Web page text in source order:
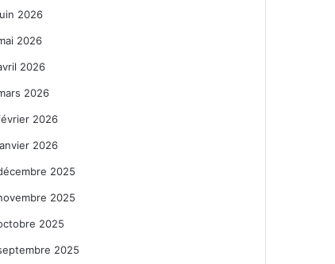
2026
2026
2026
2026
2026
2026
2025
2025
2025
2025